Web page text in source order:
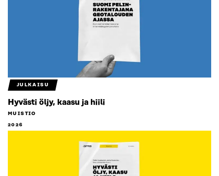
JULKAISU
Hyvästi öljy, kaasu ja hiili
MUISTIO
2026